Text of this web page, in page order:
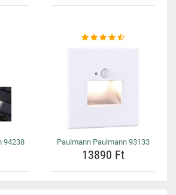
94238 Paulmann Paulmann 93133
13890 Ft